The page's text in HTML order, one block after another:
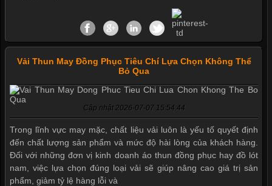
Vải Thun May Đồng Phục Tiêu Chí Lựa Chọn Không Thể
Bỏ Qua
Cập nhật 2026-07-07 15:54:44
Trong lĩnh vực may mặc, chất liệu vải luôn là yếu tố quyết định
đến chất lượng sản phẩm và mức độ hài lòng của khách hàng.
Đối với những đơn vị kinh doanh áo thun đồng phục hay đồ lót
nam, việc lựa chọn đúng loại vải sẽ giúp nâng cao giá trị sản
phẩm, giảm tỷ lệ hàng lỗi và
Thị hiều quần lót nam bơi lội nam và nữ 2017
Xu hướng thời trang trẻ và quần lót nam giá sỉ
Giặt và bảo quản quần lót nam đúng cách
Mẫu quần lót nam giá rẻ sốt hè 2017